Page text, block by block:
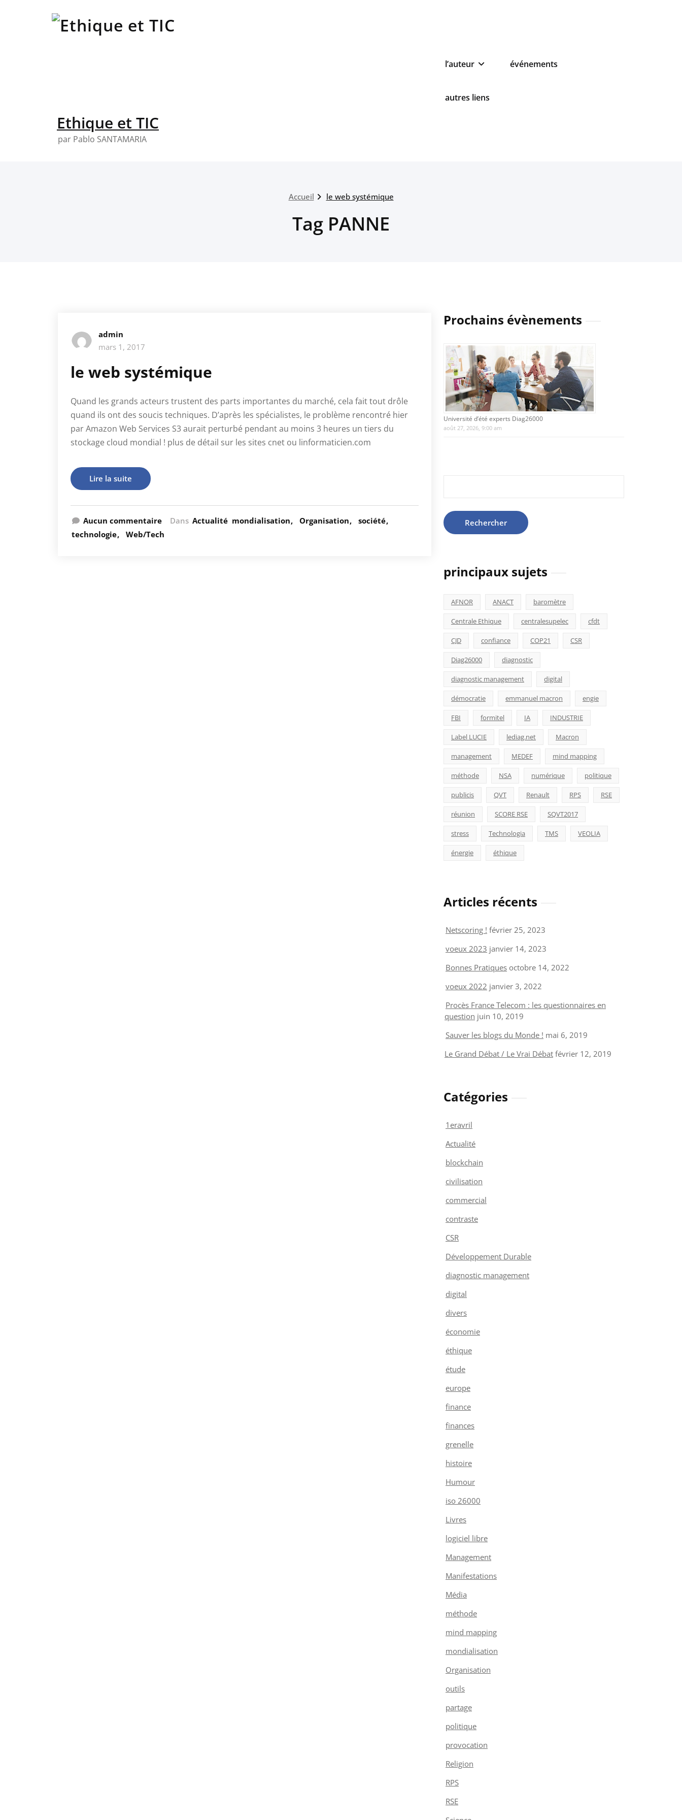
Ethique et TIC
par Pablo SANTAMARIA
l’auteur événements
autres liens
Accueil le web systémique
Tag PANNE
admin
mars 1, 2017
le web systémique
Quand les grands acteurs trustent des parts importantes du marché, cela fait tout drôle
quand ils ont des soucis techniques. D’après les spécialistes, le problème rencontré hier
par Amazon Web Services S3 aurait perturbé pendant au moins 3 heures un tiers du
stockage cloud mondial ! plus de détail sur les sites cnet ou linformaticien.com
Lire la suite
Aucun commentaire Dans Actualité mondialisation Organisation
société
technologie
Web/Tech
Prochains évènements
Université d’été experts Diag26000
août 27, 2026, 9:00 am
principaux sujets
AFNOR ANACT baromètre
Centrale Ethique centralesupelec cfdt
CJD confiance COP21 CSR
Diag26000 diagnostic
diagnostic management digital
démocratie emmanuel macron engie
FBI formitel IA INDUSTRIE
Label LUCIE lediag.net Macron
management MEDEF mind mapping
méthode NSA numérique politique
publicis QVT Renault RPS RSE
réunion SCORE RSE SQVT2017
stress Technologia TMS VEOLIA
énergie éthique
Articles récents
Netscoring ! février 25, 2023
voeux 2023 janvier 14, 2023
Bonnes Pratiques octobre 14, 2022
voeux 2022 janvier 3, 2022
Procès France Telecom : les questionnaires en
question juin 10, 2019
Sauver les blogs du Monde ! mai 6, 2019
Le Grand Débat / Le Vrai Débat février 12, 2019
Catégories
1eravril
Actualité
blockchain
civilisation
commercial
contraste
CSR
Développement Durable
diagnostic management
digital
divers
économie
éthique
étude
europe
finance
finances
grenelle
histoire
Humour
iso 26000
Livres
logiciel libre
Management
Manifestations
Média
méthode
mind mapping
mondialisation
Organisation
outils
partage
politique
provocation
Religion
RPS
RSE